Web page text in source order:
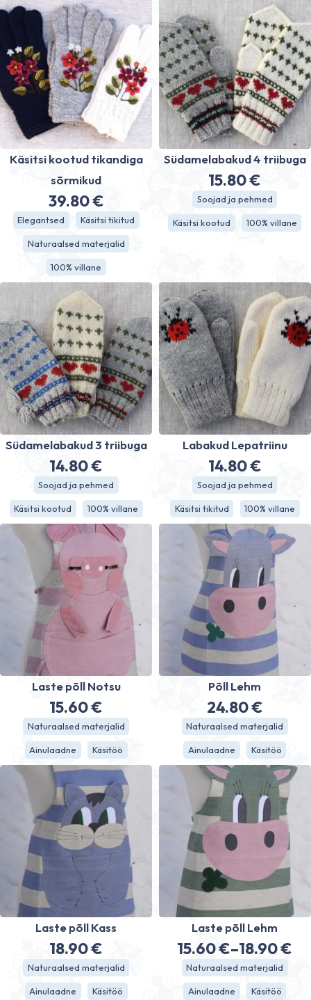
Käsitsi kootud tikandiga
sõrmikud
39.80€
Elegantsed Käsitsi tikitud
Naturaalsed materjalid
100% villane
Südamelabakud 4 triibuga
15.80€
Soojad ja pehmed
Käsitsi kootud 100% villane
Südamelabakud 3 triibuga
14.80€
Soojad ja pehmed
Käsitsi kootud 100% villane
Labakud Lepatriinu
14.80€
Soojad ja pehmed
Käsitsi tikitud 100% villane
Laste põll Notsu
15.60€
Naturaalsed materjalid
Ainulaadne Käsitöö
Põll Lehm
24.80€
Naturaalsed materjalid
Ainulaadne Käsitöö
Laste põll Kass
18.90€
Naturaalsed materjalid
Ainulaadne Käsitöö
Laste põll Lehm
15.60€–18.90€
15.60 €
Naturaalsed materjalid
Ainulaadne Käsitöö